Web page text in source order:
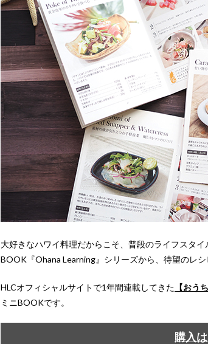
大好きなハワイ料理だからこそ、普段のライフスタ
BOOK『Ohana Learning』シリーズから、待望のレシ
HLCオフィシャルサイトで1年間連載してきた 【おう
ミニBOOKです。
購入